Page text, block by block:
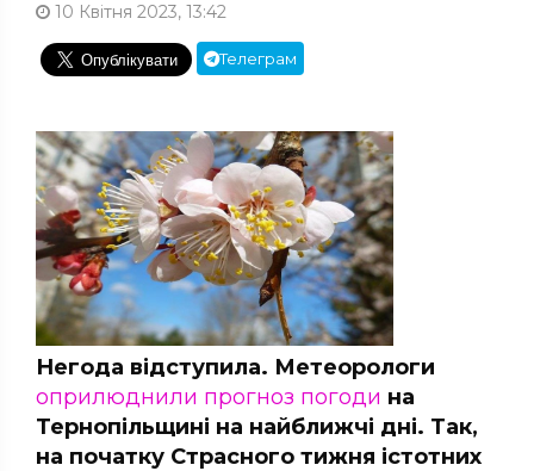
10 Квітня 2023, 13:42
Телеграм
Негода відступила. Метеорологи
оприлюднили прогноз погоди на
Тернопільщині на найближчі дні. Так,
на початку Страсного тижня істотних